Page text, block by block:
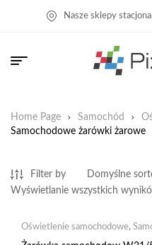
Nasze sklepy
Home Page Samochód
Samochodowe żarówki żarowe
Filter by
Wyświetlanie wszystkich
Oświetlenie samochodowe,
żarowe